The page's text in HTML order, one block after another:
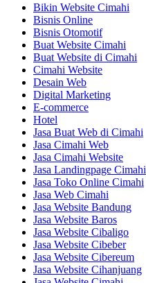
Bikin Website Cimahi
Bisnis Online
Bisnis Otomotif
Buat Website Cimahi
Buat Website di Cimahi
Cimahi Website
Desain Web
Digital Marketing
E-commerce
Hotel
Jasa Buat Web di Cimahi
Jasa Cimahi Web
Jasa Cimahi Website
Jasa Landingpage Cimahi
Jasa Toko Online Cimahi
Jasa Web Cimahi
Jasa Website Bandung
Jasa Website Baros
Jasa Website Cibaligo
Jasa Website Cibeber
Jasa Website Cibereum
Jasa Website Cihanjuang